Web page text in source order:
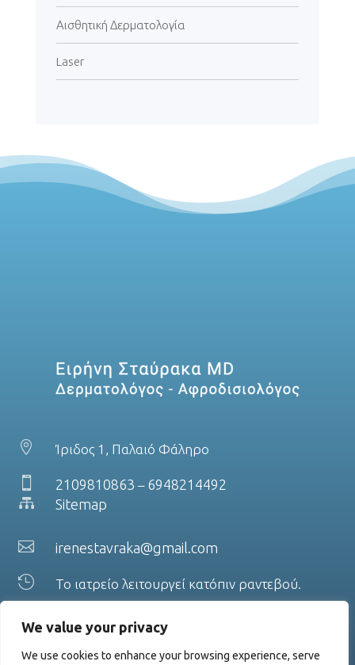
We value your privacy
We use cookies to enhance your browsing experience, serve
Αισθητική Δερματολογία
Laser
 Ίριδος 1, Παλαιό Φάληρο
 2109810863 – 6948214492

Sitemap
 irenestavraka@gmail.com
 Το ιατρείο λειτουργεί κατόπιν ραντεβού.